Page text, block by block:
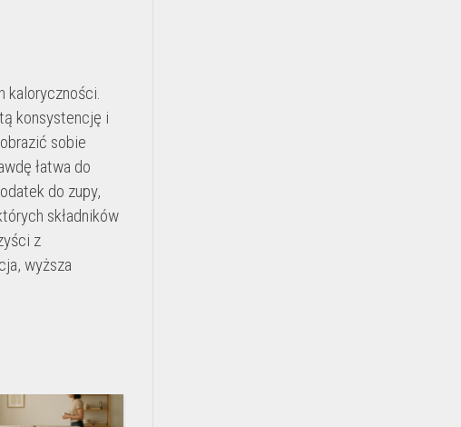
kaloryczności.
konsystencję i
sobie
łatwa do
do zupy,
składników
z
wyższa